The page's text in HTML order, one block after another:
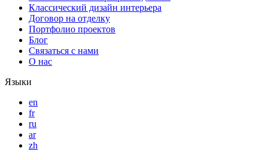
Классический дизайн интерьера
Договор на отделку
Портфолио проектов
Блог
Связаться с нами
О нас
Языки
en
fr
ru
ar
zh